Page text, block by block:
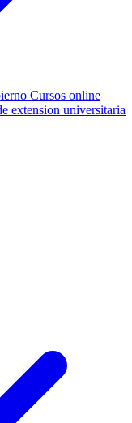
Cursos online
extension universitaria